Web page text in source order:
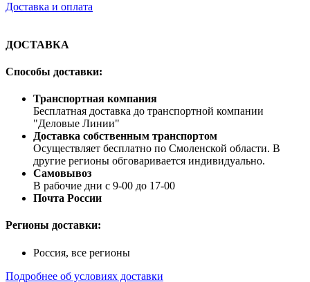
Доставка и оплата
ДОСТАВКА
Способы доставки:
Транспортная компания
Бесплатная доставка до транспортной компании
"Деловые Линии"
Доставка собственным транспортом
Осуществляет бесплатно по Смоленской области. В
другие регионы обговаривается индивидуально.
Самовывоз
В рабочие дни с 9-00 до 17-00
Почта России
Регионы доставки:
Россия, все регионы
Подробнее об условиях доставки